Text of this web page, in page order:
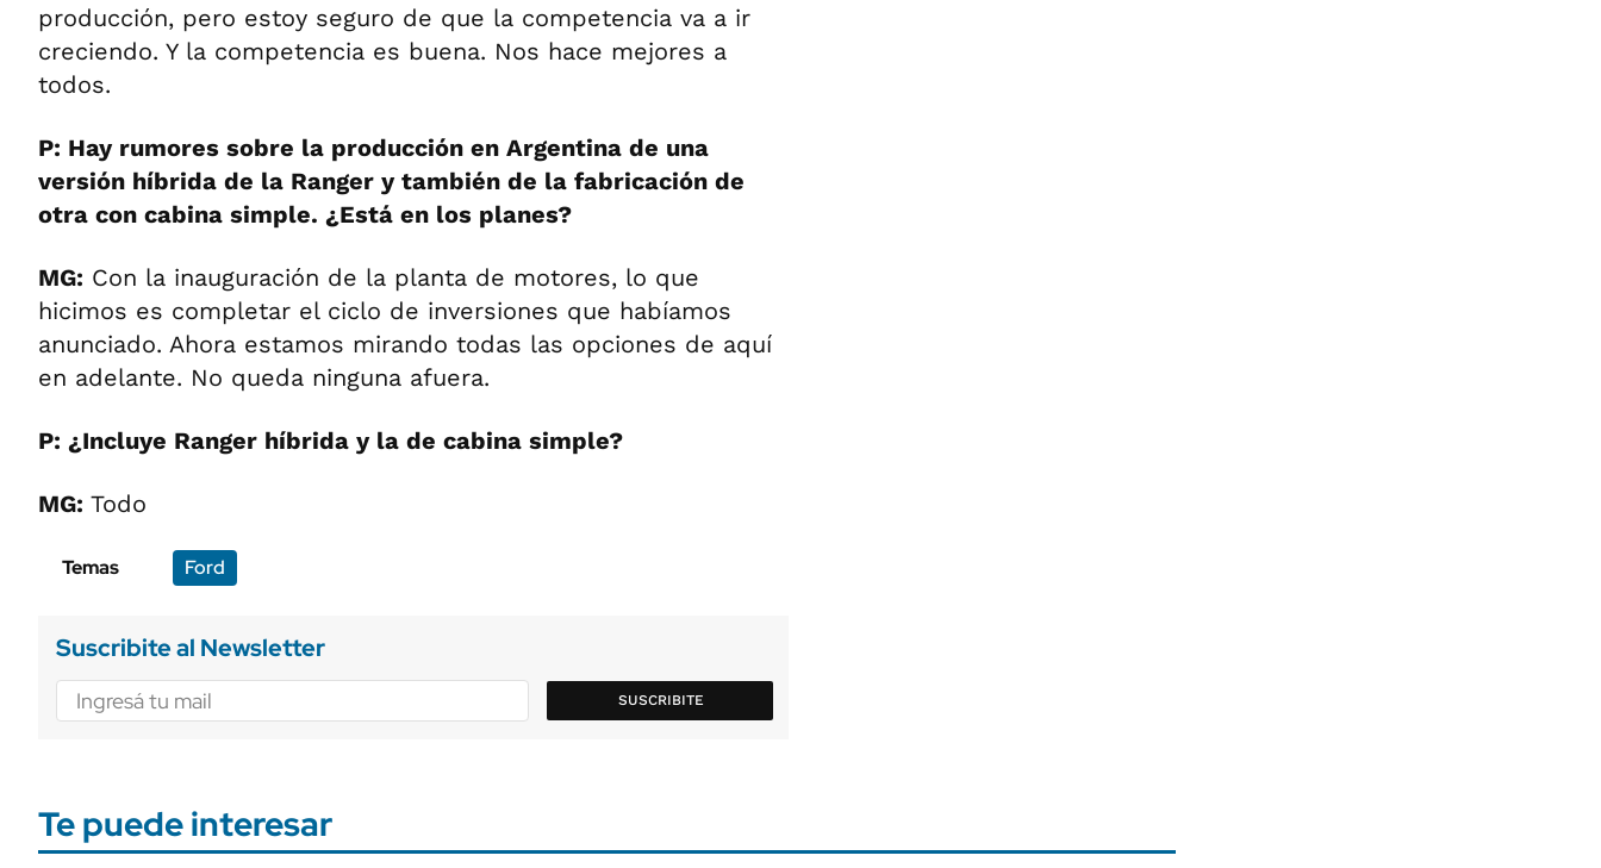
producción, pero estoy seguro de que la competencia va a ir
creciendo. Y la competencia es buena. Nos hace mejores a
todos.
P: Hay rumores sobre la producción en Argentina de una
versión híbrida de la Ranger y también de la fabricación de
otra con cabina simple. ¿Está en los planes?
MG: Con la inauguración de la planta de motores, lo que
hicimos es completar el ciclo de inversiones que habíamos
anunciado. Ahora estamos mirando todas las opciones de aquí
en adelante. No queda ninguna afuera.
P: ¿Incluye Ranger híbrida y la de cabina simple?
MG: Todo
Temas Ford
Suscribite al Newsletter
SUSCRIBITE
Te puede interesar